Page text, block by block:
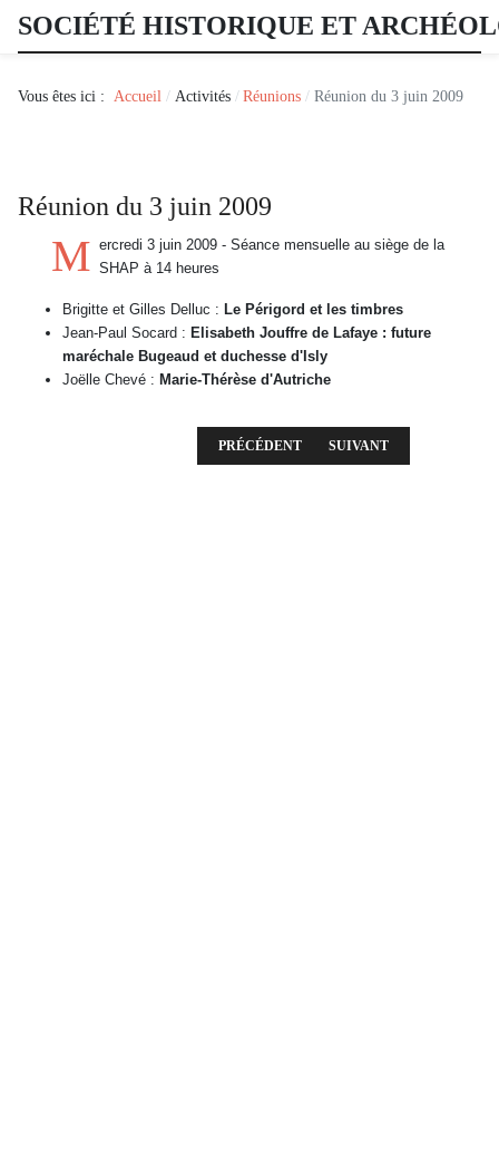
SOCIÉTÉ HISTORIQUE ET
Vous êtes ici : Accueil Activités Réunions Réunion du 3 juin 2009
Réunion du 3 juin 2009
M ercredi 3 juin 2009 - Séance mensuelle au siège de la
SHAP à 14 heures
Brigitte et Gilles Delluc : Le Périgord et les timbres
Jean-Paul Socard : Elisabeth Jouffre de Lafaye : future
maréchale Bugeaud et duchesse d'Isly
Joëlle Chevé : Marie-Thérèse d'Autriche
ARTICLE PRÉCÉDENT : RÉUNION DU 1ER
PRÉCÉDENT ARTICLE SUIVANT :
SUIVANT